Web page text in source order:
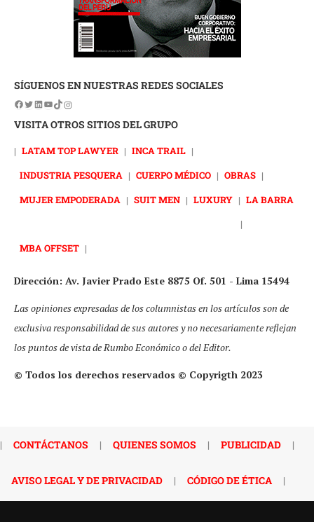
SÍGUENOS EN NUESTRAS REDES SOCIALES
VISITA OTROS SITIOS DEL GRUPO
| LATAM TOP LAWYER | INCA TRAIL |
INDUSTRIA PESQUERA | CUERPO MÉDICO | OBRAS |
MUJER EMPODERADA | SUIT MEN | LUXURY | LA BARRA
|
MBA OFFSET |
Dirección: Av. Javier Prado Este 8875 Of. 501 - Lima 15494
Las opiniones expresadas de los columnistas en los artículos son de
exclusiva responsabilidad de sus autores y no necesariamente reflejan
los puntos de vista de Rumbo Económico o del Editor.
© Todos los derechos reservados © Copyrigth 2023
| CONTÁCTANOS | QUIENES SOMOS | PUBLICIDAD |
AVISO LEGAL Y DE PRIVACIDAD | CÓDIGO DE ÉTICA |